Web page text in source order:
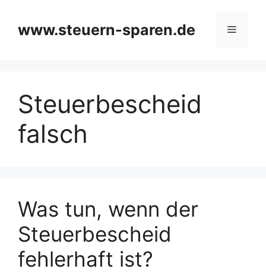
springen
www.steuern-sparen.de Menü
Steuerbescheid
falsch
Was tun, wenn der
Steuerbescheid
fehlerhaft ist?